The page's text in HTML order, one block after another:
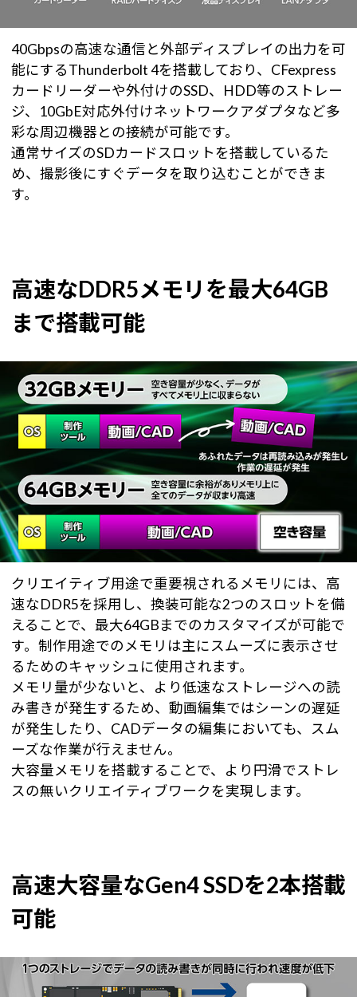
40Gbpsの高速な通信と外部ディスプレイの出力を可
能にするThunderbolt 4を搭載しており、CFexpress
カードリーダーや外付けのSSD、HDD等のストレー
ジ、10GbE対応外付けネットワークアダプタなど多
彩な周辺機器との接続が可能です。
通常サイズのSDカードスロットを搭載しているた
め、撮影後にすぐデータを取り込むことができま
す。
高速なDDR5メモリを最大64GB
まで搭載可能
クリエイティブ用途で重要視されるメモリには、高
速なDDR5を採用し、換装可能な2つのスロットを備
えることで、最大64GBまでのカスタマイズが可能で
す。制作用途でのメモリは主にスムーズに表示させ
るためのキャッシュに使用されます。
メモリ量が少ないと、より低速なストレージへの読
み書きが発生するため、動画編集ではシーンの遅延
が発生したり、CADデータの編集においても、スム
ーズな作業が行えません。
大容量メモリを搭載することで、より円滑でストレ
スの無いクリエイティブワークを実現します。
高速大容量なGen4 SSDを2本搭載
可能